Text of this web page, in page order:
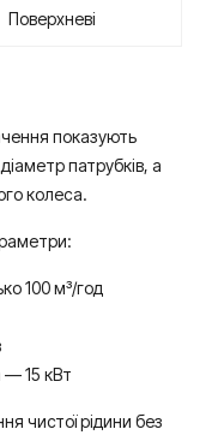
Поверхневі
показують
патрубків, а
колеса.
100 м³/год
— 15 кВт
чистої рідини без